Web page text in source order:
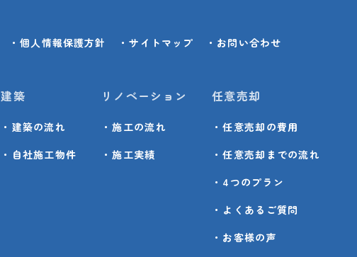
・個人情報保護方針 ・サイトマップ
・お問い合わせ
建築
・建築の流れ
・自社施工物件
リノベーション
・施工の流れ
・施工実績
任意売却
・任意売却の費用
・任意売却までの流れ
・4つのプラン
・よくあるご質問
・お客様の声